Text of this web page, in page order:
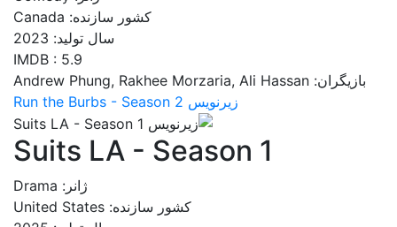
کشور سازنده: Canada
سال تولید: 2023
IMDB : 5.9
بازیگران: Andrew Phung, Rakhee Morzaria, Ali Hassan
زیرنویس Run the Burbs - Season 2
Suits LA - Season 1
ژانر: Drama
کشور سازنده: United States